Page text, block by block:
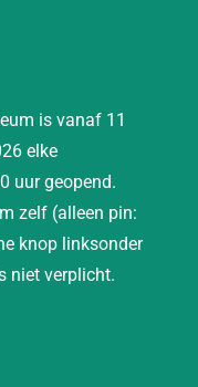
is vanaf 11
elke
uur geopend.
zelf (alleen pin:
knop linksonder
niet verplicht.